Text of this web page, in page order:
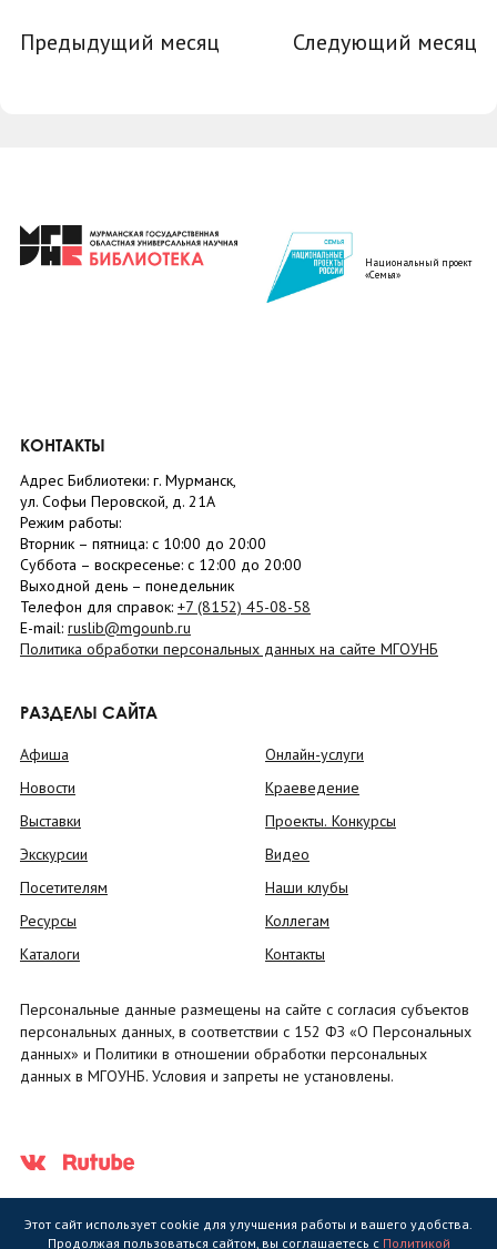
Предыдущий месяц Следующий месяц
Национальный проект
«Семья»
КОНТАКТЫ
Адрес Библиотеки: г. Мурманск,
ул. Софьи Перовской, д. 21А
Режим работы:
Вторник – пятница: с 10:00 до 20:00
Суббота – воскресенье: c 12:00 до 20:00
Выходной день – понедельник
Телефон для справок: +7 (8152) 45-08-58
E-mail: ruslib@mgounb.ru
Политика обработки персональных данных на сайте МГОУНБ
РАЗДЕЛЫ САЙТА
Афиша
Новости
Выставки
Экскурсии
Посетителям
Ресурсы
Каталоги
Онлайн-услуги
Краеведение
Проекты. Конкурсы
Видео
Наши клубы
Коллегам
Контакты
Персональные данные размещены на сайте с согласия субъектов
персональных данных, в соответствии с 152 ФЗ «О Персональных
данных» и Политики в отношении обработки персональных
данных в МГОУНБ. Условия и запреты не установлены.
Этот сайт использует cookie для улучшения работы и вашего удобства.
Продолжая пользоваться сайтом, вы соглашаетесь с Политикой